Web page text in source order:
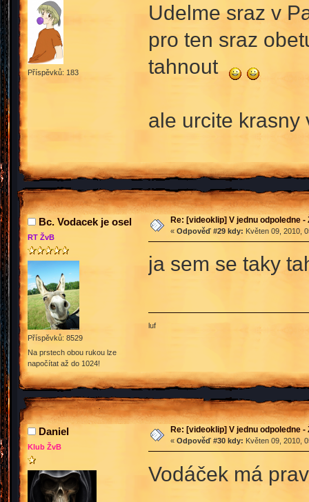
Příspěvků: 183
Udelme sraz v
pro ten sraz
tahnout
ale urcite
Bc. Vodacek je osel
RT ŽvB
Příspěvků: 8529
Na prstech obou rukou lze
napočítat až do 1024!
Re: [videoklip] V jednu odpoledne
« Odpověď #29 kdy: Květen 09, 2010,
ja sem se taky
luf
Daniel
Klub ŽvB
Re: [videoklip] V jednu odpoledne
« Odpověď #30 kdy: Květen 09, 2010,
Vodáček má